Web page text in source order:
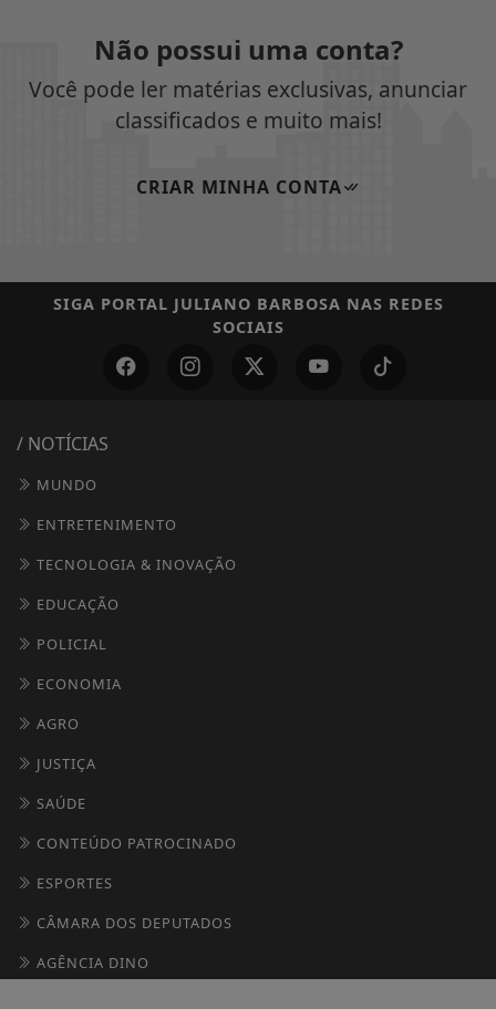
Não possui uma conta?
Você pode ler matérias exclusivas, anunciar
classificados e muito mais!
CRIAR MINHA CONTA
SIGA PORTAL JULIANO BARBOSA NAS REDES
SOCIAIS
/ NOTÍCIAS
MUNDO
ENTRETENIMENTO
TECNOLOGIA & INOVAÇÃO
EDUCAÇÃO
POLICIAL
ECONOMIA
AGRO
JUSTIÇA
SAÚDE
CONTEÚDO PATROCINADO
ESPORTES
CÂMARA DOS DEPUTADOS
AGÊNCIA DINO